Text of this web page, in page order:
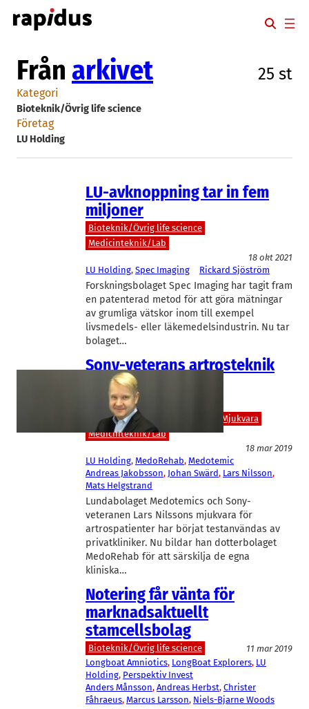
Hoppa
till
Från arkivet 25 st
Kategori
Bioteknik/Övrig life science
Företag
LU Holding
LU-avknoppning tar in fem
miljoner
Bioteknik/Övrig life science
Medicinteknik/Lab
18 okt 2021
LU Holding, Spec Imaging Rickard Sjöström
Forskningsbolaget Spec Imaging har tagit fram
en patenterad metod för att göra mätningar
av grumliga vätskor inom till exempel
livsmedels- eller läkemedelsindustrin. Nu tar
bolaget…
Sony-veterans artrosteknik
testas skarpt i nytt
dotterbolag
Bioteknik/Övrig life science
IT/Mjukvara
Medicinteknik/Lab
18 mar 2019
LU Holding, MedoRehab, Medotemic
Andreas Jakobsson, Johan Swärd, Lars Nilsson
Mats Helgstrand
Lundabolaget Medotemics och Sony-
veteranen Lars Nilssons mjukvara för
artrospatienter har börjat testanvändas av
privatkliniker. Nu bildar han dotterbolaget
MedoRehab för att särskilja de egna
kliniska…
Notering får vänta för
marknadsaktuellt
stamcellsbolag
Bioteknik/Övrig life science
11 mar 2019
Longboat Amniotics, LongBoat Explorers, LU
Holding, Perspektiv Invest
Anders Månsson, Andreas Herbst, Christer
Fåhraeus, Marcus Larsson, Niels-Bjarne Woods